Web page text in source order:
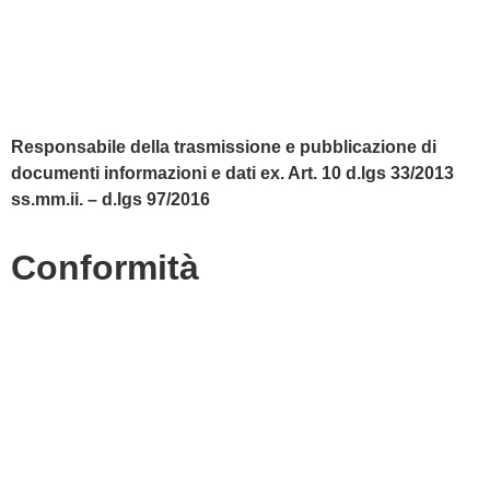
Responsabile della trasmissione e pubblicazione di
documenti informazioni e dati ex. Art. 10 d.lgs 33/2013
ss.mm.ii. – d.lgs 97/2016
Conformità